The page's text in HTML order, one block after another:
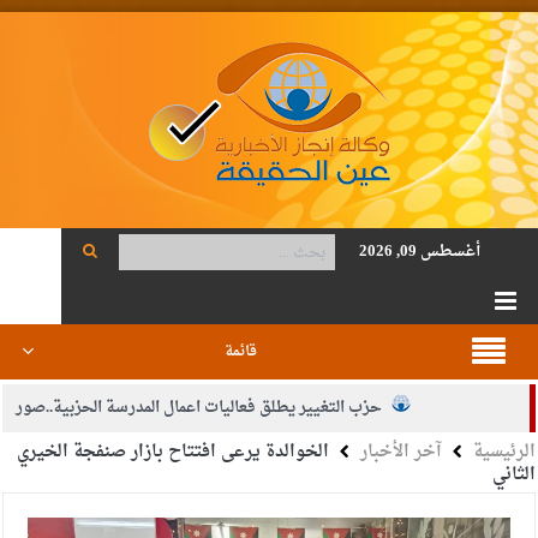
أغسطس 09, 2026
قائمة
حزب التغيير يطلق فعاليات اعمال المدرسة الحزبية..صور
الجيش يفتح باب التجنيد لحملة البكالوريوس في الحقوق والقانون
الرئيسية آخر الأخبار الخوالدة يرعى افتتاح بازار صنفجة الخيري
الثاني